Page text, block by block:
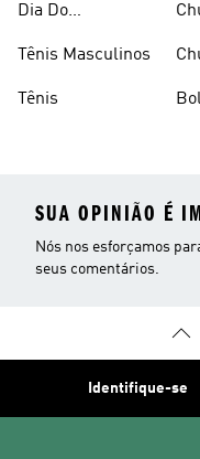
Dia Do
Tênis Masculinos
Tênis
SUA OPINIÃO É
Nós nos esforçamos
seus comentários.
Identifique-se